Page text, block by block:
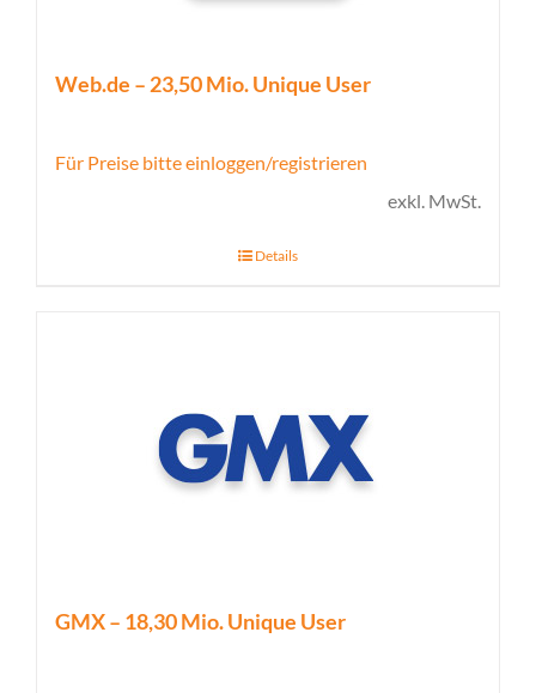
Web.de – 23,50 Mio. Unique User
Für Preise bitte einloggen/registrieren
exkl. MwSt.
Details
GMX – 18,30 Mio. Unique User